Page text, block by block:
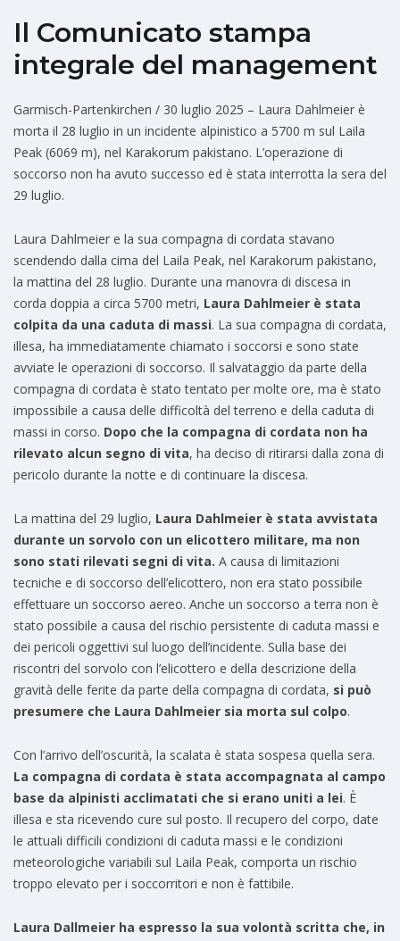
Il Comunicato stampa
integrale del management
Garmisch-Partenkirchen / 30 luglio 2025 – Laura Dahlmeier è
morta il 28 luglio in un incidente alpinistico a 5700 m sul Laila
Peak (6069 m), nel Karakorum pakistano. L’operazione di
soccorso non ha avuto successo ed è stata interrotta la sera del
29 luglio.
Laura Dahlmeier e la sua compagna di cordata stavano
scendendo dalla cima del Laila Peak, nel Karakorum pakistano,
la mattina del 28 luglio. Durante una manovra di discesa in
corda doppia a circa 5700 metri, Laura Dahlmeier è stata
colpita da una caduta di massi. La sua compagna di cordata,
illesa, ha immediatamente chiamato i soccorsi e sono state
avviate le operazioni di soccorso. Il salvataggio da parte della
compagna di cordata è stato tentato per molte ore, ma è stato
impossibile a causa delle difficoltà del terreno e della caduta di
massi in corso. Dopo che la compagna di cordata non ha
rilevato alcun segno di vita, ha deciso di ritirarsi dalla zona di
pericolo durante la notte e di continuare la discesa.
La mattina del 29 luglio, Laura Dahlmeier è stata avvistata
durante un sorvolo con un elicottero militare, ma non
sono stati rilevati segni di vita. A causa di limitazioni
tecniche e di soccorso dell’elicottero, non era stato possibile
effettuare un soccorso aereo. Anche un soccorso a terra non è
stato possibile a causa del rischio persistente di caduta massi e
dei pericoli oggettivi sul luogo dell’incidente. Sulla base dei
riscontri del sorvolo con l’elicottero e della descrizione della
gravità delle ferite da parte della compagna di cordata, si può
presumere che Laura Dahlmeier sia morta sul colpo.
Con l’arrivo dell’oscurità, la scalata è stata sospesa quella sera.
La compagna di cordata è stata accompagnata al campo
base da alpinisti acclimatati che si erano uniti a lei. È
illesa e sta ricevendo cure sul posto. Il recupero del corpo, date
le attuali difficili condizioni di caduta massi e le condizioni
meteorologiche variabili sul Laila Peak, comporta un rischio
troppo elevato per i soccorritori e non è fattibile.
Laura Dallmeier ha espresso la sua volontà scritta che, in